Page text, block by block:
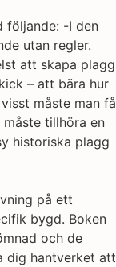
följande: -I den
utan regler.
att skapa plagg
– att bära hur
måste man få
tillhöra en
historiska plagg
på ett
bygd. Boken
och de
dig hantverket att